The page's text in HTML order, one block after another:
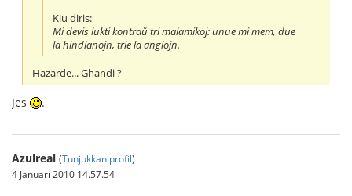
Kiu diris:
Mi devis lukti kontraŭ tri malamikoj: unue mi mem, due
la hindianojn, trie la anglojn.
Hazarde... Ghandi ?
Jes .
Azulreal (Tunjukkan profil)
4 Januari 2010 14.57.54